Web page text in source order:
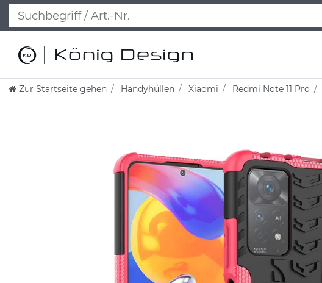
Zur Startseite gehen Handyhüllen Xiaomi Redmi Note 11 Pro